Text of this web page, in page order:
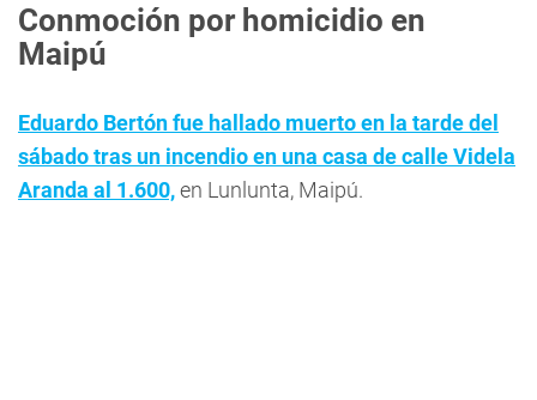
Conmoción por homicidio en
Maipú
Eduardo Bertón fue hallado muerto en la tarde del
sábado tras un incendio en una casa de calle Videla
Aranda al 1.600,en Lunlunta, Maipú.